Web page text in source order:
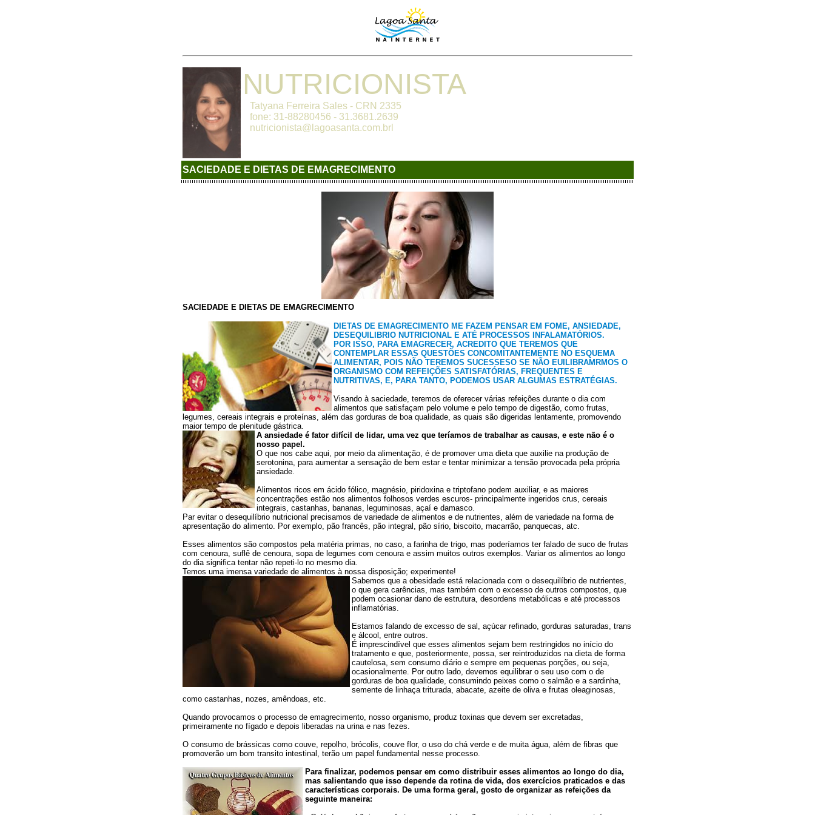
NUTRICIONISTA
Tatyana Ferreira Sales - CRN 2335
fone: 31-88280456 - 31.3681.2639
nutricionista@lagoasanta.com.brl
SACIEDADE E DIETAS DE EMAGRECIMENTO
SACIEDADE E DIETAS DE EMAGRECIMENTO
DIETAS DE EMAGRECIMENTO ME FAZEM PENSAR EM FOME, ANSIEDADE,
DESEQUILIBRIO NUTRICIONAL E ATÉ PROCESSOS INFALAMATÓRIOS.
POR ISSO, PARA EMAGRECER, ACREDITO QUE TEREMOS QUE
CONTEMPLAR ESSAS QUESTÕES CONCOMITANTEMENTE NO ESQUEMA
ALIMENTAR, POIS NÃO TEREMOS SUCESSESO SE NÃO EUILIBRAMRMOS O
ORGANISMO COM REFEIÇÕES SATISFATÓRIAS, FREQUENTES E
NUTRITIVAS, E, PARA TANTO, PODEMOS USAR ALGUMAS ESTRATÉGIAS.
Visando à saciedade, teremos de oferecer várias refeições durante o dia com
alimentos que satisfaçam pelo volume e pelo tempo de digestão, como frutas,
legumes, cereais integrais e proteínas, além das gorduras de boa qualidade, as quais são digeridas lentamente, promovendo
maior tempo de plenitude gástrica.
A ansiedade é fator difícil de lidar, uma vez que teríamos de trabalhar as causas, e este não é o
nosso papel.
O que nos cabe aqui, por meio da alimentação, é de promover uma dieta que auxilie na produção de
serotonina, para aumentar a sensação de bem estar e tentar minimizar a tensão provocada pela própria
ansiedade.
Alimentos ricos em ácido fólico, magnésio, piridoxina e triptofano podem auxiliar, e as maiores
concentrações estão nos alimentos folhosos verdes escuros- principalmente ingeridos crus, cereais
integrais, castanhas, bananas, leguminosas, açaí e damasco.
Par evitar o desequilíbrio nutricional precisamos de variedade de alimentos e de nutrientes, além de variedade na forma de
apresentação do alimento. Por exemplo, pão francês, pão integral, pão sírio, biscoito, macarrão, panquecas, atc.
Esses alimentos são compostos pela matéria primas, no caso, a farinha de trigo, mas poderíamos ter falado de suco de frutas
com cenoura, suflê de cenoura, sopa de legumes com cenoura e assim muitos outros exemplos. Variar os alimentos ao longo
do dia significa tentar não repeti-lo no mesmo dia.
Temos uma imensa variedade de alimentos à nossa disposição; experimente!
Sabemos que a obesidade está relacionada com o desequilíbrio de nutrientes,
o que gera carências, mas também com o excesso de outros compostos, que
podem ocasionar dano de estrutura, desordens metabólicas e até processos
inflamatórias.
Estamos falando de excesso de sal, açúcar refinado, gorduras saturadas, trans
e álcool, entre outros.
É imprescindível que esses alimentos sejam bem restringidos no início do
tratamento e que, posteriormente, possa, ser reintroduzidos na dieta de forma
cautelosa, sem consumo diário e sempre em pequenas porções, ou seja,
ocasionalmente. Por outro lado, devemos equilibrar o seu uso com o de
gorduras de boa qualidade, consumindo peixes como o salmão e a sardinha,
semente de linhaça triturada, abacate, azeite de oliva e frutas oleaginosas,
como castanhas, nozes, amêndoas, etc.
Quando provocamos o processo de emagrecimento, nosso organismo, produz toxinas que devem ser excretadas,
primeiramente no fígado e depois liberadas na urina e nas fezes.
O consumo de brássicas como couve, repolho, brócolis, couve flor, o uso do chá verde e de muita água, além de fibras que
promoverão um bom transito intestinal, terão um papel fundamental nesse processo.
Para finalizar, podemos pensar em como distribuir esses alimentos ao longo do dia,
mas salientando que isso depende da rotina de vida, dos exercícios praticados e das
características corporais. De uma forma geral, gosto de organizar as refeições da
seguinte maneira: